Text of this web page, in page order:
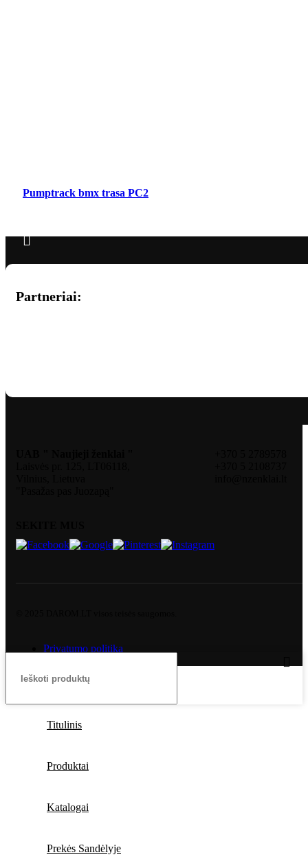
Pumptrack bmx trasa PC2
Partneriai:
Privatumo politika
Titulinis
Produktai
Katalogai
Prekės Sandėlyje